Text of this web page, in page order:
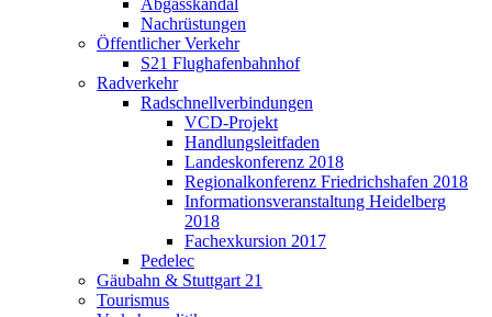
Abgasskandal
Nachrüstungen
Öffentlicher Verkehr
S21 Flughafenbahnhof
Radverkehr
Radschnellverbindungen
VCD-Projekt
Handlungsleitfaden
Landeskonferenz 2018
Regionalkonferenz Friedrichshafen 2018
Informationsveranstaltung Heidelberg
2018
Fachexkursion 2017
Pedelec
Gäubahn & Stuttgart 21
Tourismus